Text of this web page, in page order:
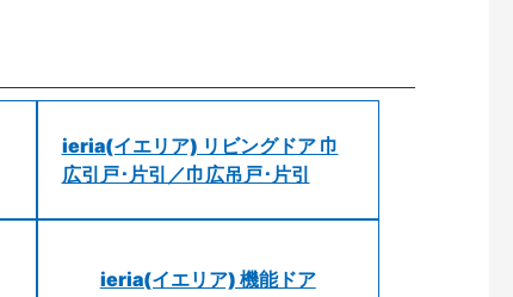
ieria(イエリア) リビングドア 巾
広引戸･片引／巾広吊戸･片引
ieria(イエリア) 機能ドア